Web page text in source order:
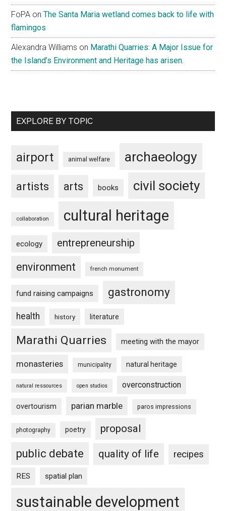
FoPA onThe Santa Maria wetland comes back to life with
flamingos
Alexandra Williams on Marathi Quarries: A Major Issue for
the Island’s Environment and Heritage has arisen.
EXPLORE BY TOPIC
airport animal welfare archaeology
artists arts books civil society
collaboration cultural heritage
ecology entrepreneurship
environment french monument
fund raising campaigns gastronomy
health history literature
Marathi Quarries meeting with the mayor
monasteries municipality natural heritage
natural ressources open studios overconstruction
overtourism parian marble paros impressions
photography poetry proposal
public debate quality of life recipes
RES spatial plan
sustainable development